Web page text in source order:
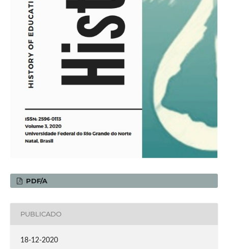
PDF/A
PUBLICADO
18-12-2020